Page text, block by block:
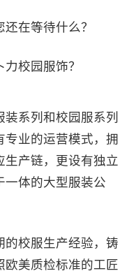
在等待什么？
校园服饰？
系列和校园服系列
业的运营模式，拥
生产链，更设有独立
一体的大型服装公
校服生产经验，铸
美质检标准的工匠